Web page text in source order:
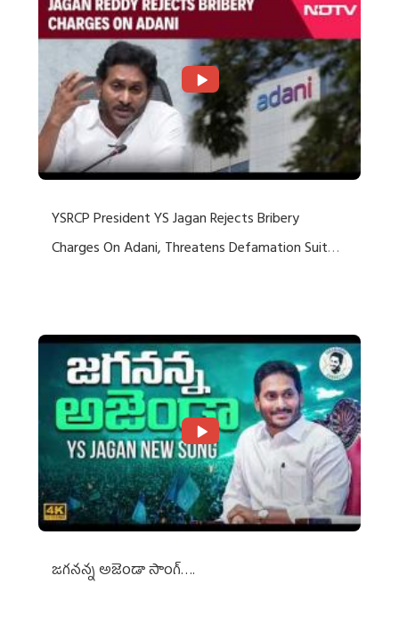
YSRCP President YS Jagan Rejects Bribery
Charges On Adani, Threatens Defamation Suit
జగనన్న అజెండా సాంగ్….